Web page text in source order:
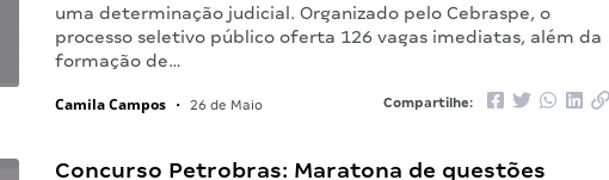
uma determinação judicial. Organizado pelo Cebraspe, o
processo seletivo público oferta 126 vagas imediatas, além da
formação de…
Camila Campos • 26 de Maio Compartilhe:
Concurso Petrobras: Maratona de questões